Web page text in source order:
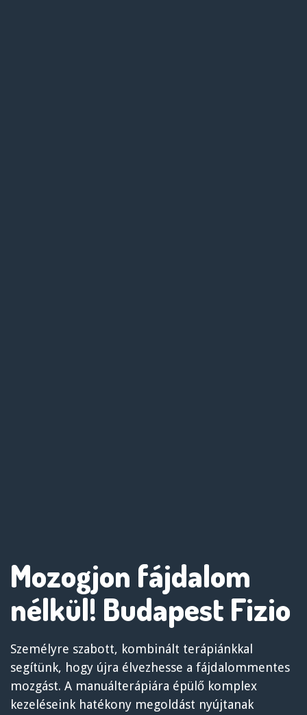
Mozogjon fájdalom
nélkül! Budapest Fizio
Személyre szabott, kombinált terápiánkkal
segítünk, hogy újra élvezhesse a fájdalommentes
mozgást. A manuálterápiára épülő komplex
kezeléseink hatékony megoldást nyújtanak